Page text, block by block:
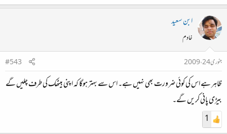
ابن سعید
خادم
جنوری 24، 2009
#543
ظاہر ہے اس کی کوئی ضرورت بھی نہیں‌ ہے۔ اس سے بہتر ہوگا کہ اپنی بیٹھک کی طرف چلیں ‌گے
بیڑی پانی کریں گے۔
1